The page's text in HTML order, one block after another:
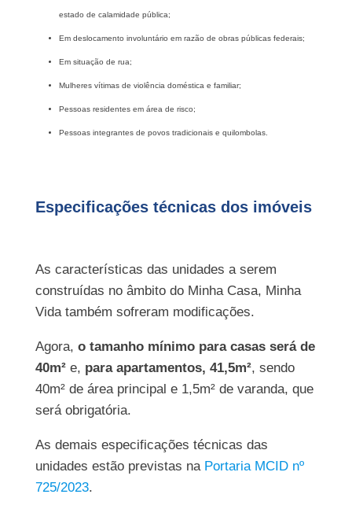
estado de calamidade pública;
Em deslocamento involuntário em razão de obras públicas federais;
Em situação de rua;
Mulheres vítimas de violência doméstica e familiar;
Pessoas residentes em área de risco;
Pessoas integrantes de povos tradicionais e quilombolas.
Especificações técnicas dos imóveis
As características das unidades a serem
construídas no âmbito do Minha Casa, Minha
Vida também sofreram modificações.
Agora, o tamanho mínimo para casas será de
40m²e, para apartamentos, 41,5m², sendo
40m² de área principal e 1,5m² de varanda, que
será obrigatória.
As demais especificações técnicas das
unidades estão previstas na Portaria MCID nº
725/2023.